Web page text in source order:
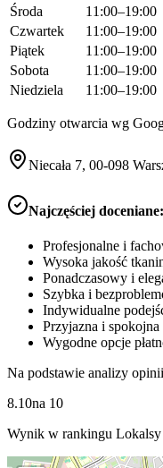
Środa
11:00–19:00
Czwartek
11:00–19:00
Piątek
11:00–19:00
Sobota
11:00–19:00
Niedziela
11:00–19:00
Godziny otwarcia wg
Niecała 7, 00-098
Najczęściej doceniane:
Profesjonalne i
Wysoka jakość
Ponadczasowy i
Szybka i
Indywidualne
Przyjazna i
Wygodne opcje
Na podstawie analizy
8.10na 10
Wynik w rankingu Lokalsy